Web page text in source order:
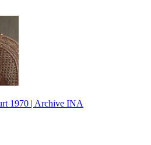
1970 | Archive INA